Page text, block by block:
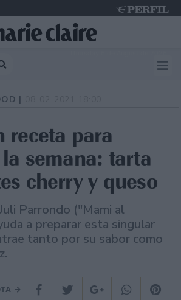
|
receta para
semana: tarta
cherry y queso
Parrondo ("Mami al
a preparar esta singular
tanto por su sabor como